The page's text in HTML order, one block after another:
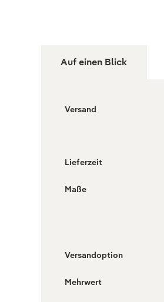
Auf einen Blick
Versand
Lieferzeit
Maße
Versandoption
Mehrwert